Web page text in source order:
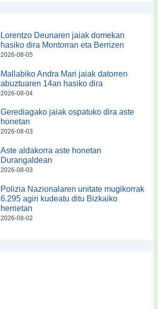
Lorentzo Deunaren jaiak domekan
hasiko dira Montorran eta Berrizen
2026-08-05
Mallabiko Andra Mari jaiak datorren
abuztuaren 14an hasiko dira
2026-08-04
Gerediagako jaiak ospatuko dira aste
honetan
2026-08-03
Aste aldakorra aste honetan
Durangaldean
2026-08-03
Polizia Nazionalaren unitate mugikorrak
6.295 agiri kudeatu ditu Bizkaiko
herrietan
2026-08-02